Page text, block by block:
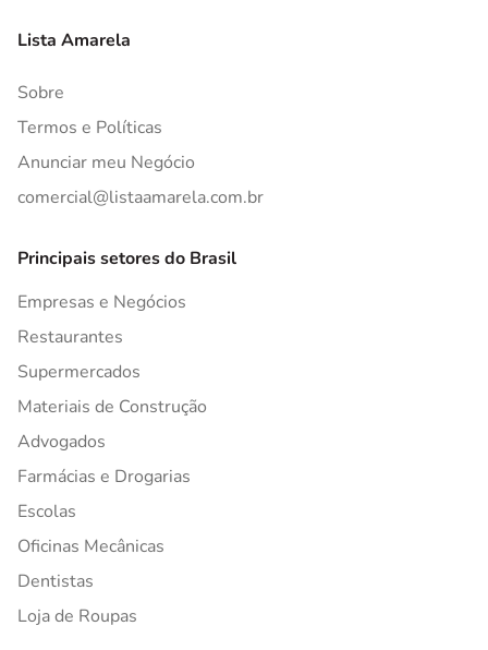
Lista Amarela
Sobre
Termos e Políticas
Anunciar meu Negócio
comercial@listaamarela.com.br
Principais setores do Brasil
Empresas e Negócios
Restaurantes
Supermercados
Materiais de Construção
Advogados
Farmácias e Drogarias
Escolas
Oficinas Mecânicas
Dentistas
Loja de Roupas